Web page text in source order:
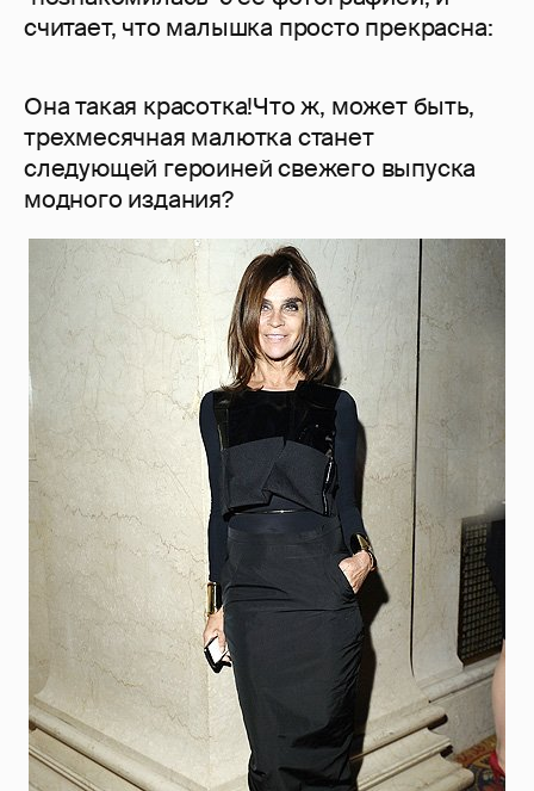
считает, что малышка просто прекрасна:
Она такая красотка!Что ж, может быть,
трехмесячная малютка станет
следующей героиней свежего выпуска
модного издания?